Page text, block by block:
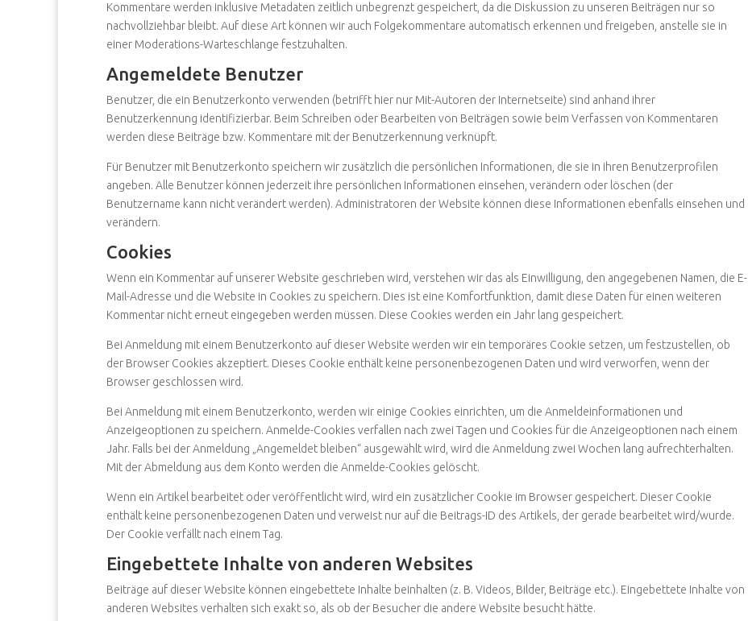
Kommentare werden inklusive Metadaten zeitlich unbegrenzt gespeichert, da die Diskussion zu unseren Beiträgen nur so
nachvollziehbar bleibt. Auf diese Art können wir auch Folgekommentare automatisch erkennen und freigeben, anstelle sie in
einer Moderations-Warteschlange festzuhalten.
Angemeldete Benutzer
Benutzer, die ein Benutzerkonto verwenden (betrifft hier nur Mit-Autoren der Internetseite) sind anhand ihrer
Benutzerkennung identifizierbar. Beim Schreiben oder Bearbeiten von Beiträgen sowie beim Verfassen von Kommentaren
werden diese Beiträge bzw. Kommentare mit der Benutzerkennung verknüpft.
Für Benutzer mit Benutzerkonto speichern wir zusätzlich die persönlichen Informationen, die sie in ihren Benutzerprofilen
angeben. Alle Benutzer können jederzeit ihre persönlichen Informationen einsehen, verändern oder löschen (der
Benutzername kann nicht verändert werden). Administratoren der Website können diese Informationen ebenfalls einsehen und
verändern.
Cookies
Wenn ein Kommentar auf unserer Website geschrieben wird, verstehen wir das als Einwilligung, den angegebenen Namen, die E-
Mail-Adresse und die Website in Cookies zu speichern. Dies ist eine Komfortfunktion, damit diese Daten für einen weiteren
Kommentar nicht erneut eingegeben werden müssen. Diese Cookies werden ein Jahr lang gespeichert.
Bei Anmeldung mit einem Benutzerkonto auf dieser Website werden wir ein temporäres Cookie setzen, um festzustellen, ob
der Browser Cookies akzeptiert. Dieses Cookie enthält keine personenbezogenen Daten und wird verworfen, wenn der
Browser geschlossen wird.
Bei Anmeldung mit einem Benutzerkonto, werden wir einige Cookies einrichten, um die Anmeldeinformationen und
Anzeigeoptionen zu speichern. Anmelde-Cookies verfallen nach zwei Tagen und Cookies für die Anzeigeoptionen nach einem
Jahr. Falls bei der Anmeldung „Angemeldet bleiben“ ausgewählt wird, wird die Anmeldung zwei Wochen lang aufrechterhalten.
Mit der Abmeldung aus dem Konto werden die Anmelde-Cookies gelöscht.
Wenn ein Artikel bearbeitet oder veröffentlicht wird, wird ein zusätzlicher Cookie im Browser gespeichert. Dieser Cookie
enthält keine personenbezogenen Daten und verweist nur auf die Beitrags-ID des Artikels, der gerade bearbeitet wird/wurde.
Der Cookie verfällt nach einem Tag.
Eingebettete Inhalte von anderen Websites
Beiträge auf dieser Website können eingebettete Inhalte beinhalten (z. B. Videos, Bilder, Beiträge etc.). Eingebettete Inhalte von
anderen Websites verhalten sich exakt so, als ob der Besucher die andere Website besucht hätte.